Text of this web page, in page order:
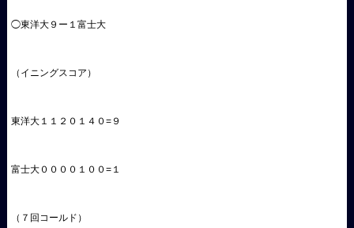
◯東洋大９ー１富士大
（イニングスコア）
東洋大１１２０１４０=９
富士大００００１００=１
（７回コールド）